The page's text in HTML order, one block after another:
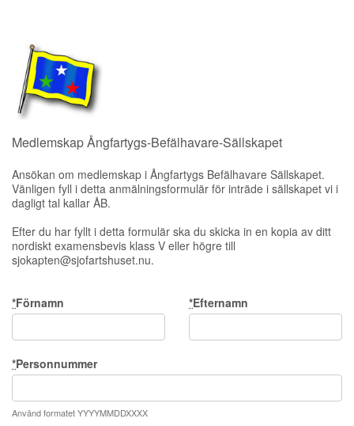
Medlemskap Ångfartygs-Befälhavare-Sällskapet
Ansökan om medlemskap i Ångfartygs Befälhavare Sällskapet.
Vänligen fyll i detta anmälningsformulär för inträde i sällskapet vi i
dagligt tal kallar ÅB.
Efter du har fyllt i detta formulär ska du skicka in en kopia av ditt
nordiskt examensbevis klass V eller högre till
sjokapten@sjofartshuset.nu.
*Förnamn *Efternamn
*Personnummer
Använd formatet YYYYMMDDXXXX